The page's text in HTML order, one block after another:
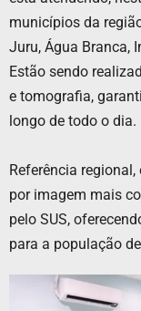
municípios da
Juru, Água Branca,
Estão sendo
e tomografia,
longo de todo o dia.
Referência
por imagem mais
pelo SUS,
para a população